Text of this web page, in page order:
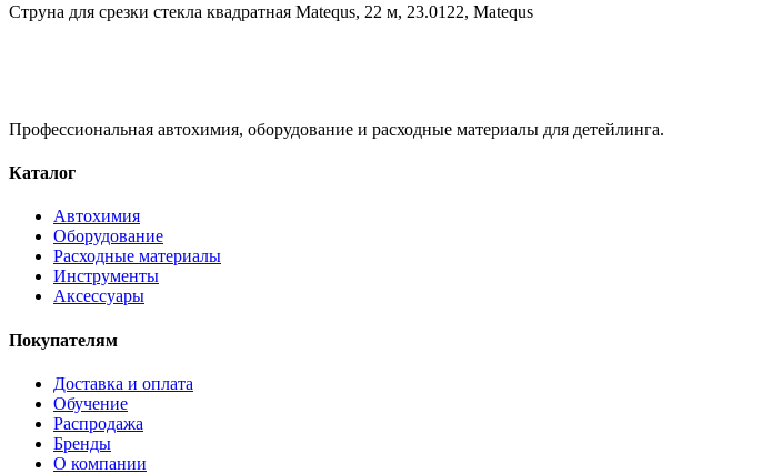
Струна для срезки стекла квадратная Matequs, 22 м, 23.0122, Matequs
Профессиональная автохимия, оборудование и расходные материалы для детейлинга.
Каталог
Автохимия
Оборудование
Расходные материалы
Инструменты
Аксессуары
Покупателям
Доставка и оплата
Обучение
Распродажа
Бренды
О компании